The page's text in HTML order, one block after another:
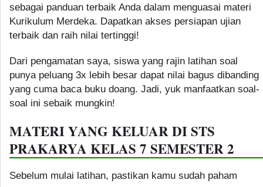
sebagai panduan terbaik Anda dalam menguasai materi
Kurikulum Merdeka. Dapatkan akses persiapan ujian
terbaik dan raih nilai tertinggi!
Dari pengamatan saya, siswa yang rajin latihan soal
punya peluang 3x lebih besar dapat nilai bagus dibanding
yang cuma baca buku doang. Jadi, yuk manfaatkan soal-
soal ini sebaik mungkin!
MATERI YANG KELUAR DI STS
PRAKARYA KELAS 7 SEMESTER 2
Sebelum mulai latihan, pastikan kamu sudah paham